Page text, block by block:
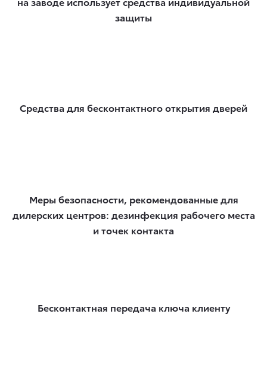
защиты
Средства для бесконтактного открытия дверей
Меры безопасности, рекомендованные для
дилерских центров: дезинфекция рабочего места
и точек контакта
Бесконтактная передача ключа клиенту